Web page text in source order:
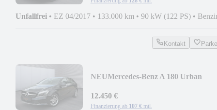
Unfallfrei • EZ 04/2017 • 133.000 km • 90 kW (122 PS) •
Kontakt
NEUMercedes-Benz A 180 Urban
12.450 €
Finanzierung ab 107 € mtl.